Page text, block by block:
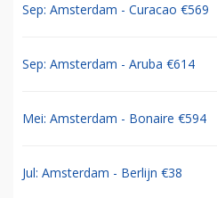
Sep: Amsterdam - Curacao €569
Sep: Amsterdam - Aruba €614
Mei: Amsterdam - Bonaire €594
Jul: Amsterdam - Berlijn €38